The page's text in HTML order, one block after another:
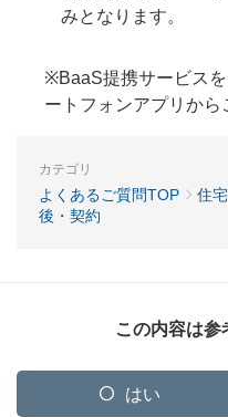
みとなります。
※BaaS提携サービス
ートフォンアプリから
カテゴリ
よくあるご質問TOP 住
後・契約
この内容は参
はい